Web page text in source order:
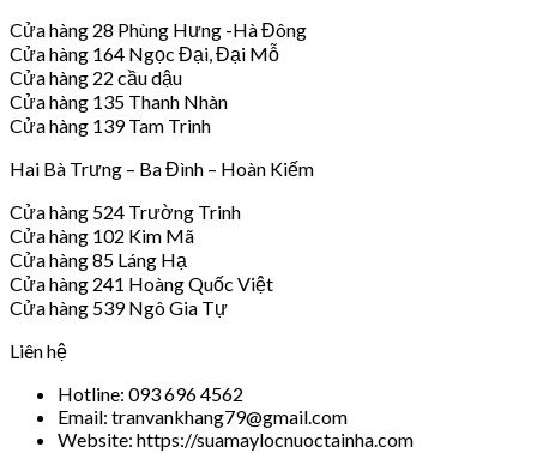
Cửa hàng 28 Phùng Hưng -Hà Đông
Cửa hàng 164 Ngọc Đại, Đại Mỗ
Cửa hàng 22 cầu dậu
Cửa hàng 135 Thanh Nhàn
Cửa hàng 139 Tam Trinh
Hai Bà Trưng – Ba Đình – Hoàn Kiếm
Cửa hàng 524 Trường Trinh
Cửa hàng 102 Kim Mã
Cửa hàng 85 Láng Hạ
Cửa hàng 241 Hoàng Quốc Việt
Cửa hàng 539 Ngô Gia Tự
Liên hệ
Hotline: 093 696 4562
Email: tranvankhang79@gmail.com
Website: https://suamaylocnuoctainha.com